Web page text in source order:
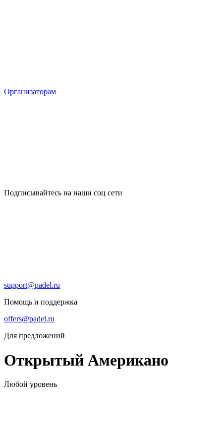
Организаторам
Подписывайтесь на наши соц сети
support@padel.ru
Помощь и поддержка
offers@padel.ru
Для предложений
Открытый Американо
Любой уровень